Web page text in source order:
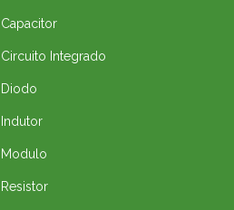
Capacitor
Circuito Integrado
Diodo
Indutor
Modulo
Resistor